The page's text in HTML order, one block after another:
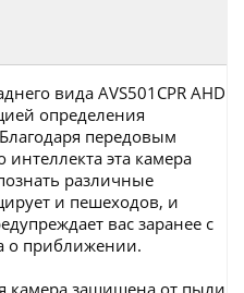
вида AVS501CPR AHD
определения
передовым
интеллекта эта камера
различные
и пешеходов, и
вас заранее с
о приближении.